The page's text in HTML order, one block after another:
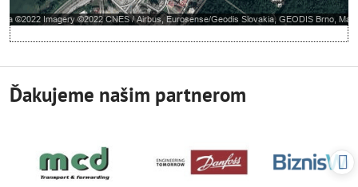
Ďakujeme našim partnerom